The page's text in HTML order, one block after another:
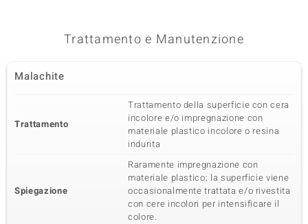
Trattamento e Manutenzione
Malachite
Trattamento
Trattamento della superficie con cera
incolore e/o impregnazione con
materiale plastico incolore o resina
indurita
Spiegazione
Raramente impregnazione con
materiale plastico; la superficie viene
occasionalmente trattata e/o rivestita
con cere incolori per intensificare il
colore.